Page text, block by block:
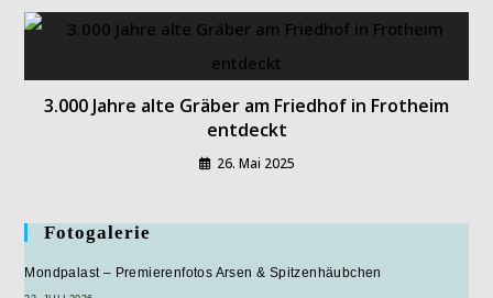
3.000 Jahre alte Gräber am Friedhof in Frotheim
entdeckt
26. Mai 2025
Fotogalerie
Mondpalast – Premierenfotos Arsen & Spitzenhäubchen